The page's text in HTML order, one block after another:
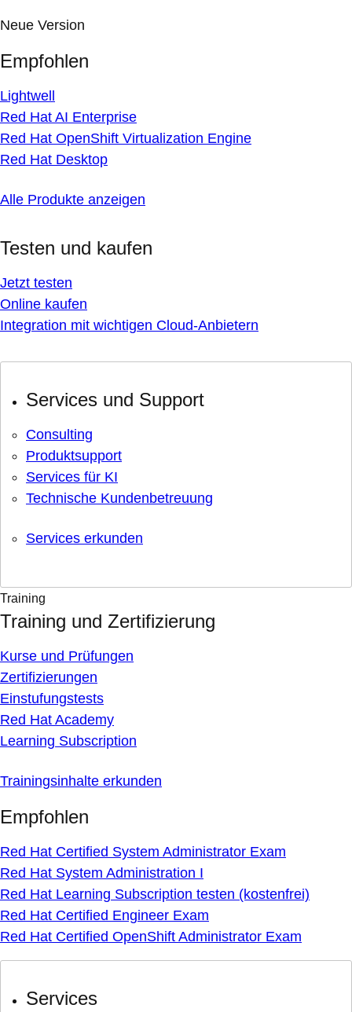
Neue Version
Empfohlen
Lightwell
Red Hat AI Enterprise
Red Hat OpenShift Virtualization Engine
Red Hat Desktop
Alle Produkte anzeigen
Testen und kaufen
Jetzt testen
Online kaufen
Integration mit wichtigen Cloud-Anbietern
Services und Support
Consulting
Produktsupport
Services für KI
Technische Kundenbetreuung
Services erkunden
Training
Training und Zertifizierung
Kurse und Prüfungen
Zertifizierungen
Einstufungstests
Red Hat Academy
Learning Subscription
Trainingsinhalte erkunden
Empfohlen
Red Hat Certified System Administrator Exam
Red Hat System Administration I
Red Hat Learning Subscription testen (kostenfrei)
Red Hat Certified Engineer Exam
Red Hat Certified OpenShift Administrator Exam
Services